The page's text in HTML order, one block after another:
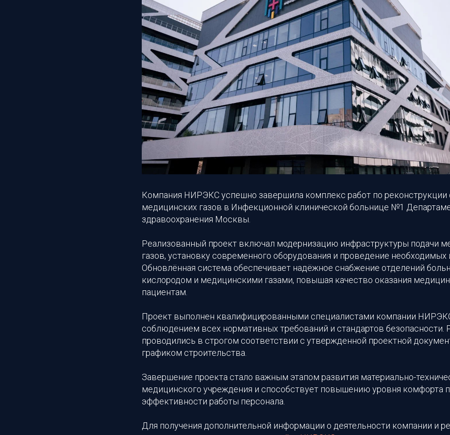
Компания НИРЭКС успешно завершила комплекс работ по реконструкции
медицинских газов в Инфекционной клинической больнице №1
здравоохранения Москвы.
Реализованный проект включал модернизацию инфраструктуры подачи
газов, установку современного оборудования и проведение необходимых
Обновлённая система обеспечивает надёжное снабжение отделений
кислородом и медицинскими газами, повышая качество оказания
пациентам.
Проект выполнен квалифицированными специалистами компании
соблюдением всех нормативных требований и стандартов безопасности.
проводились в строгом соответствии с утвержденной проектной
графиком строительства.
Завершение проекта стало важным этапом развития материально-
медицинского учреждения и способствует повышению уровня комфорта
эффективности работы персонала.
Для получения дополнительной информации о деятельности компании и